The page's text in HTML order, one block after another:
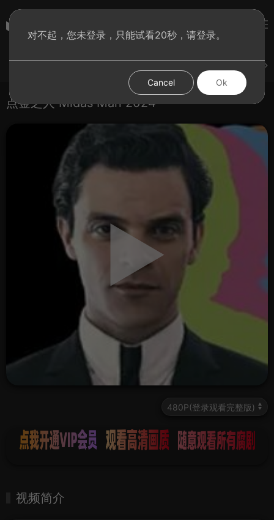
点金之人 Midas Man 2024
视频简介
对不起，您未登录，只能试看20秒，请登录。
Cancel Ok